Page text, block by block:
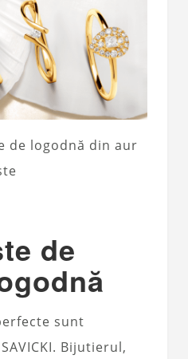
de logodnă din aur
de
sunt
Bijutierul,